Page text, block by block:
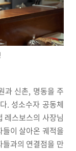
과 신촌, 명동을 주
. 성소수자 공동체
레스보스의 사장님
이 살아온 궤적을
과의 연결점을 만